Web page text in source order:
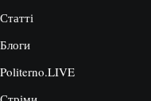
Статті
Блоги
Politerno.LIVE